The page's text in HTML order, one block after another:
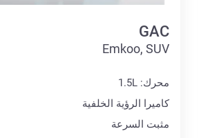
GAC
Emkoo, SUV
محرك: 1.5L
كاميرا الرؤية الخلفية
مثبت السرعة